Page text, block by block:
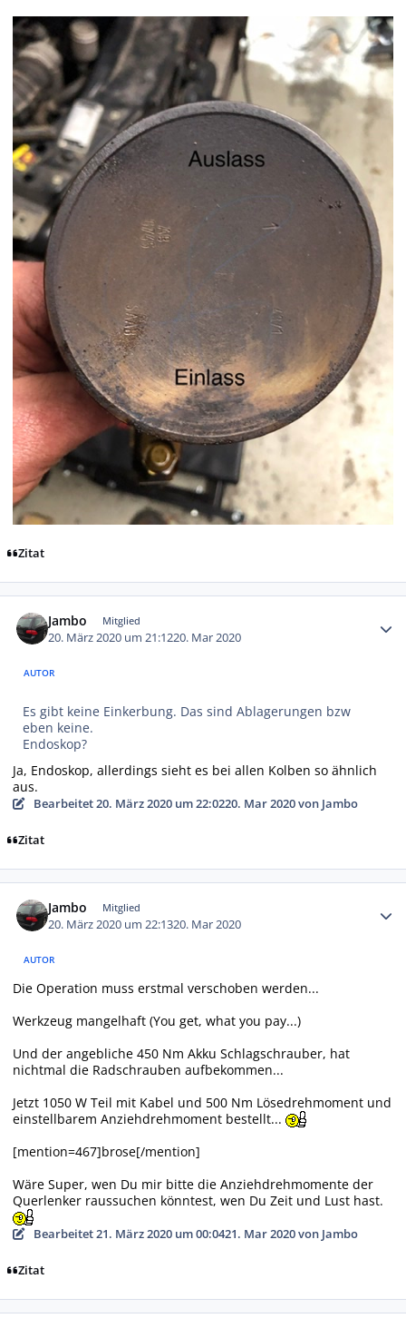
Zitat
Jambo Mitglied
20. März 2020 um 21:1220. Mar 2020
AUTOR
Es gibt keine Einkerbung. Das sind Ablagerungen bzw
eben keine.
Endoskop?
Ja, Endoskop, allerdings sieht es bei allen Kolben so ähnlich
aus.
Bearbeitet20. März 2020 um 22:0220. Mar 2020von Jambo
Zitat
Jambo Mitglied
20. März 2020 um 22:1320. Mar 2020
AUTOR
Die Operation muss erstmal verschoben werden...
Werkzeug mangelhaft (You get, what you pay...)
Und der angebliche 450 Nm Akku Schlagschrauber, hat
nichtmal die Radschrauben aufbekommen...
Jetzt 1050 W Teil mit Kabel und 500 Nm Lösedrehmoment und
einstellbarem Anziehdrehmoment bestellt...
[mention=467]brose[/mention]
Wäre Super, wen Du mir bitte die Anziehdrehmomente der
Querlenker raussuchen könntest, wen Du Zeit und Lust hast.
Bearbeitet21. März 2020 um 00:0421. Mar 2020von Jambo
Zitat